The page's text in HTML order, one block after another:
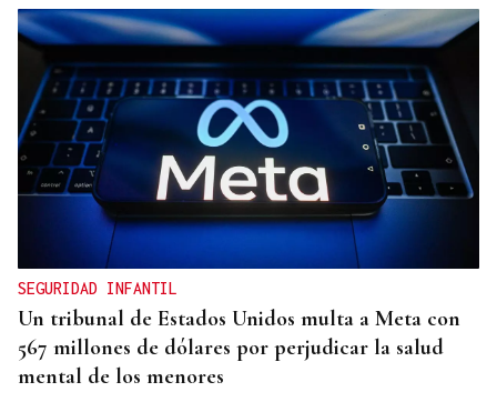
SEGURIDAD INFANTIL
Un tribunal de Estados Unidos multa a Meta con
567 millones de dólares por perjudicar la salud
mental de los menores